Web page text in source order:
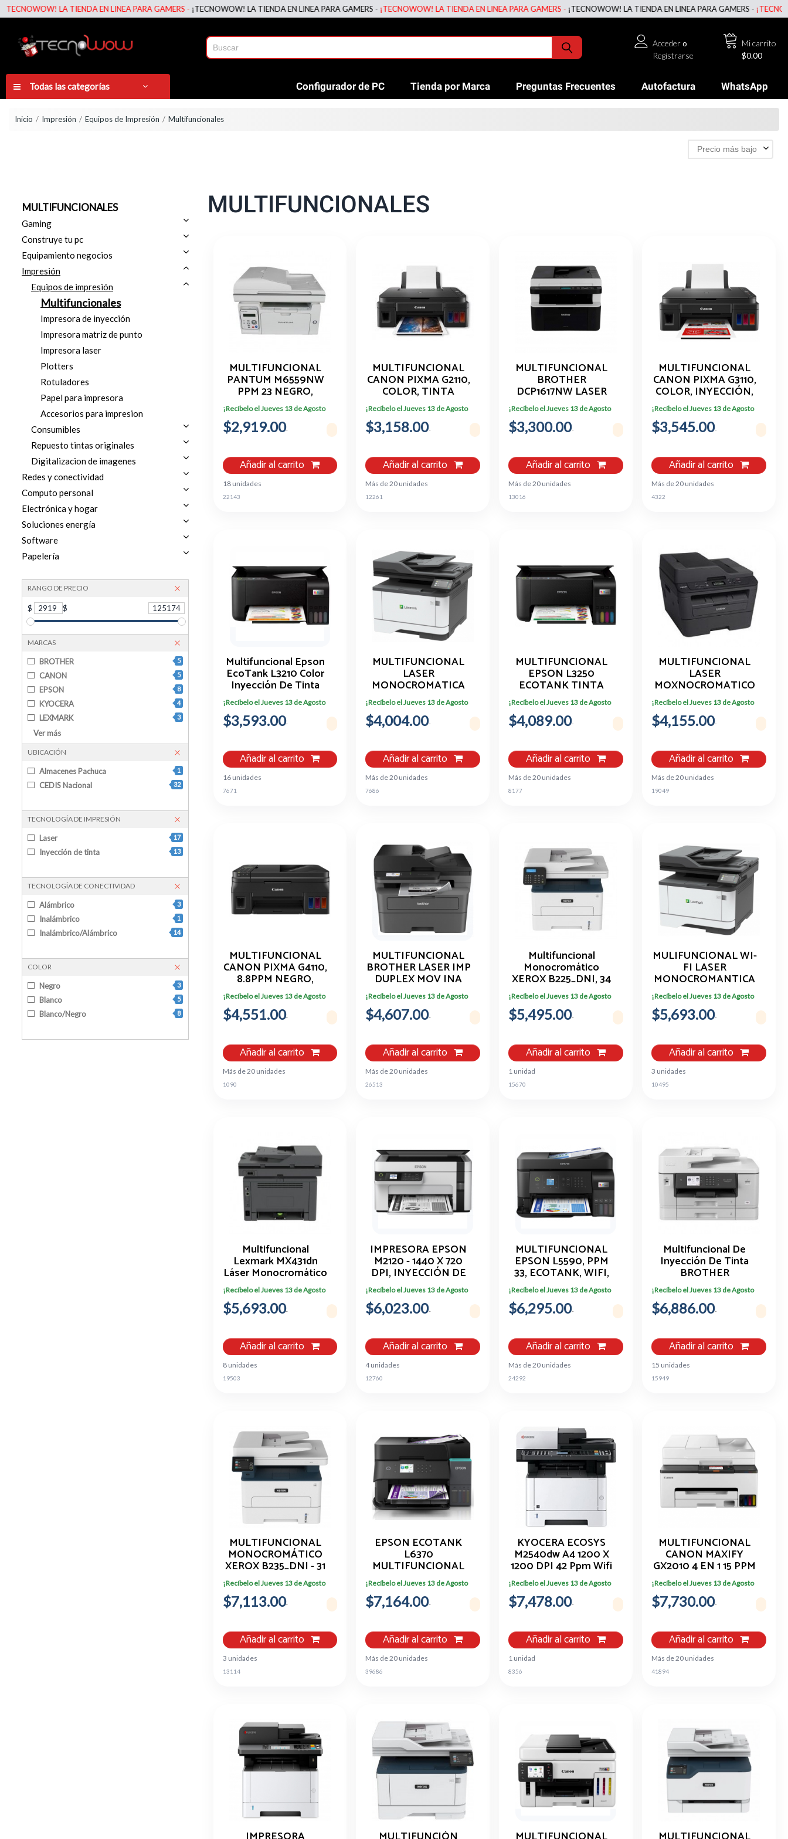
LA TIENDA EN LINEA PARA GAMERS -¡TECNOWOW! LA TIENDA EN LINEA PARA GAMERS -¡TECNOWOW! LA TIENDA EN LINEA PARA GAMERS -¡TECNOWOW! LA TIENDA EN LINEA PARA GAMERS -¡TECNOWOW! LA
Mi carrito
$0.00
Accedero
Registrarse
Todas las categorías Configurador de PC Tienda por Marca Preguntas Frecuentes Autofactura WhatsApp
Inicio Impresión Equipos de Impresión Multifuncionales
Precio más bajo
MULTIFUNCIONALES
Gaming
Construye tu pc
Equipamiento negocios
Impresión
Equipos de impresión
Multifuncionales
Impresora de inyección
Impresora matriz de punto
Impresora laser
Plotters
Rotuladores
Papel para impresora
Accesorios para impresion
Consumibles
Repuesto tintas originales
Digitalizacion de imagenes
Redes y conectividad
Computo personal
Electrónica y hogar
Soluciones energía
Software
Papelería
RANGO DE PRECIO
$ 2919 $ 125174
MARCAS
BROTHER 5
CANON 5
EPSON 8
KYOCERA 4
LEXMARK 3
PANTUM
XEROX 7
Ver más
UBICACIÓN
Almacenes Pachuca 1
CEDIS Nacional 32
TECNOLOGÍA DE IMPRESIÓN
Laser 17
Inyección de tinta 13
TECNOLOGÍA DE CONECTIVIDAD
Alámbrico 3
Inalámbrico 1
Inalámbrico/Alámbrico 14
COLOR
Negro 3
Blanco 5
Blanco/Negro 8
MULTIFUNCIONALES
MULTIFUNCIONAL
PANTUM M6559NW
PPM 23 NEGRO,
LASER
MONOCROMATICO,
USB, WIFI,
ETERNETH RED,
PLANA CARTA
¡Recíbelo el Jueves 13 de Agosto
$2,919.00
Añadir al carrito
18 unidades
22143
MULTIFUNCIONAL
CANON PIXMA G2110,
COLOR, TINTA
CONTINUA, 8.8 IMP
B/N A COLOR 5 IPM,
USB, BANDEJA 100
HOJAS, CONSUMIBLE
¡Recíbelo el Jueves 13 de Agosto
$3,158.00
Añadir al carrito
Más de 20 unidades
12261
MULTIFUNCIONAL
BROTHER
DCP1617NW LASER
MONO (3EN1) WIFI
21PPM (IMP OFI
¡Recíbelo el Jueves 13 de Agosto
$3,300.00
Añadir al carrito
Más de 20 unidades
13016
MULTIFUNCIONAL
CANON PIXMA G3110,
COLOR, INYECCIÓN,
TANQUE DE TINTA,
INALÁMBRICO,
PRINT/SCAN/COPY
¡Recíbelo el Jueves 13 de Agosto
$3,545.00
Añadir al carrito
Más de 20 unidades
4322
Multifuncional Epson
EcoTank L3210 Color
Inyección De Tinta
¡Recíbelo el Jueves 13 de Agosto
$3,593.00
Añadir al carrito
16 unidades
7671
MULTIFUNCIONAL
LASER
MONOCROMATICA
LEXMARK MX331ADN
/ NP29S0150 /
HASTA 40 PPM
¡Recíbelo el Jueves 13 de Agosto
$4,004.00
Añadir al carrito
Más de 20 unidades
7686
MULTIFUNCIONAL
EPSON L3250
ECOTANK TINTA
CONTINUA 33PPM
BN/15 PPM COLOR/
WIFI
¡Recíbelo el Jueves 13 de Agosto
$4,089.00
Añadir al carrito
Más de 20 unidades
8177
MULTIFUNCIONAL
LASER
MOXNOCROMATICO
BROTHER 30 PPM
DUPLEX
¡Recíbelo el Jueves 13 de Agosto
$4,155.00
Añadir al carrito
Más de 20 unidades
19049
MULTIFUNCIONAL
CANON PIXMA G4110,
8.8PPM NEGRO,
5PPM COLOR,
INYECCIÓN DE
TINTA, WI-FI, USB
¡Recíbelo el Jueves 13 de Agosto
$4,551.00
Añadir al carrito
Más de 20 unidades
1090
MULTIFUNCIONAL
BROTHER LASER IMP
DUPLEX MOV INA
B/NL C/E
¡Recíbelo el Jueves 13 de Agosto
$4,607.00
Añadir al carrito
Más de 20 unidades
26513
Multifuncional
Monocromático
XEROX B225_DNI, 34
Ppm
¡Recíbelo el Jueves 13 de Agosto
$5,495.00
Añadir al carrito
1 unidad
15670
MULIFUNCIONAL WI-
FI LASER
MONOCROMANTICA
LEXMARK / DUPLEX,
DUAL CORE, 1.0 GHZ,
RAM 512 MB, USB
¡Recíbelo el Jueves 13 de Agosto
$5,693.00
Añadir al carrito
3 unidades
10495
Multifuncional
Lexmark MX431dn
Láser Monocromático
¡Recíbelo el Jueves 13 de Agosto
$5,693.00
Añadir al carrito
8 unidades
19503
IMPRESORA EPSON
M2120 - 1440 X 720
DPI, INYECCIÓN DE
TINTA
¡Recíbelo el Jueves 13 de Agosto
$6,023.00
Añadir al carrito
4 unidades
12760
MULTIFUNCIONAL
EPSON L5590, PPM
33, ECOTANK, WIFI,
RED, ADF
¡Recíbelo el Jueves 13 de Agosto
$6,295.00
Añadir al carrito
Más de 20 unidades
24292
Multifuncional De
Inyección De Tinta
BROTHER
MFCJ6940DW
¡Recíbelo el Jueves 13 de Agosto
$6,886.00
Añadir al carrito
15 unidades
15949
MULTIFUNCIONAL
MONOCROMÁTICO
XEROX B235_DNI - 31
Ppm
¡Recíbelo el Jueves 13 de Agosto
$7,113.00
Añadir al carrito
3 unidades
13114
EPSON ECOTANK
L6370
MULTIFUNCIONAL
WI-FI DUPLEX ADF
250 HOJAS
¡Recíbelo el Jueves 13 de Agosto
$7,164.00
Añadir al carrito
Más de 20 unidades
39686
KYOCERA ECOSYS
M2540dw A4 1200 X
1200 DPI 42 Ppm Wifi
¡Recíbelo el Jueves 13 de Agosto
$7,478.00
Añadir al carrito
1 unidad
8356
MULTIFUNCIONAL
CANON MAXIFY
GX2010 4 EN 1 15 PPM
CON WI-FI/USB
¡Recíbelo el Jueves 13 de Agosto
$7,730.00
Añadir al carrito
Más de 20 unidades
41894